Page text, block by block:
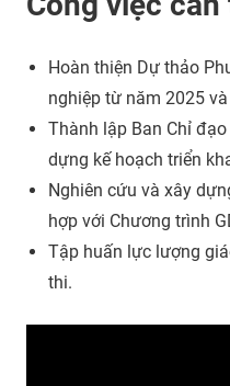
Hoàn thiện Dự thảo
nghiệp từ năm 2025
Thành lập Ban Chỉ
dựng kế hoạch triển
Nghiên cứu và xây
hợp với Chương trình
Tập huấn lực lượng
thi.